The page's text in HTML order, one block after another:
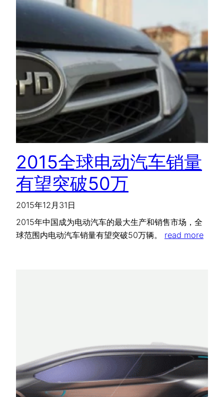
2015全球电动汽车销量
有望突破50万
2015年12月31日
2015年中国成为电动汽车的最大生产和销售市场，全
球范围内电动汽车销量有望突破50万辆。 read more